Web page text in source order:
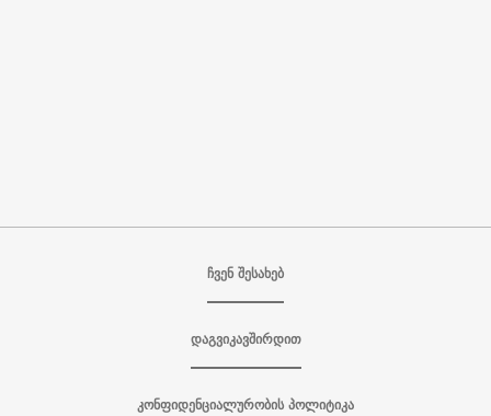
ჩვენ შესახებ
დაგვიკავშირდით
კონფიდენციალურობის პოლიტიკა